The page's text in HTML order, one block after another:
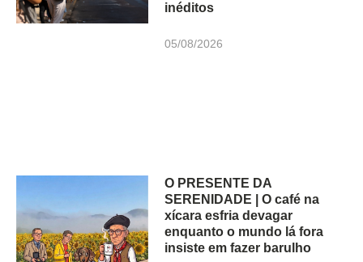
inéditos
05/08/2026
O PRESENTE DA
SERENIDADE | O café na
xícara esfria devagar
enquanto o mundo lá fora
insiste em fazer barulho